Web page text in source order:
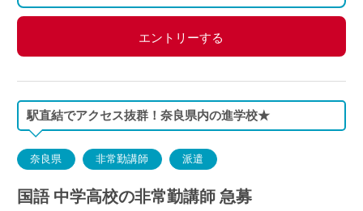
エントリーする
駅直結でアクセス抜群！奈良県内の進学校★
奈良県 非常勤講師 派遣
国語 中学高校の非常勤講師 急募